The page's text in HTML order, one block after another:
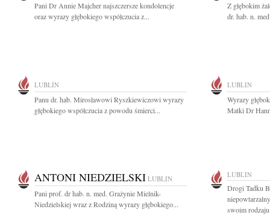
Pani Dr Annie Majcher najszczersze kondolencje
oraz wyrazy głębokiego współczucia z...
Z głębokim
dr. hab. n.
LUBLIN
Panu dr. hab. Mirosławowi Ryszkiewiczowi wyrazy
głębokiego współczucia z powodu śmierci...
LUBLIN
Wyrazy
Matki Dr
ANTONI NIEDZIELSKI LUBLIN
Pani prof. dr hab. n. med. Grażynie Mielnik-
Niedzielskiej wraz z Rodziną wyrazy głębokiego...
LUBLIN
Drogi Tadku
swoim